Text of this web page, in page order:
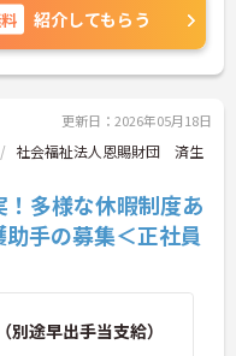
者様や外来
診療や治療
ただけるよ
固定休みな
ます。
にご連絡く
紹介してもらう
更新日：2026年05月18日
社会福祉法人恩賜財団 済生
！多様な休暇制度あ
手の募集＜正社員
別途早出手当支給）